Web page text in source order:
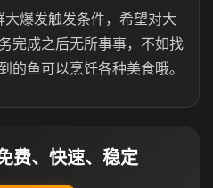
爆发触发条件，希望对大
完成之后无所事事，不如找
的鱼可以烹饪各种美食哦。
费、快速、稳定